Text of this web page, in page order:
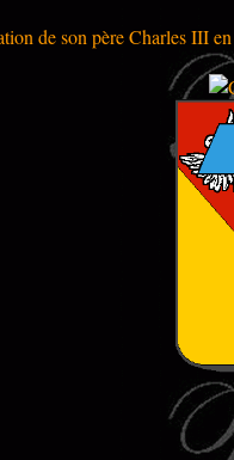
de son père Charles III